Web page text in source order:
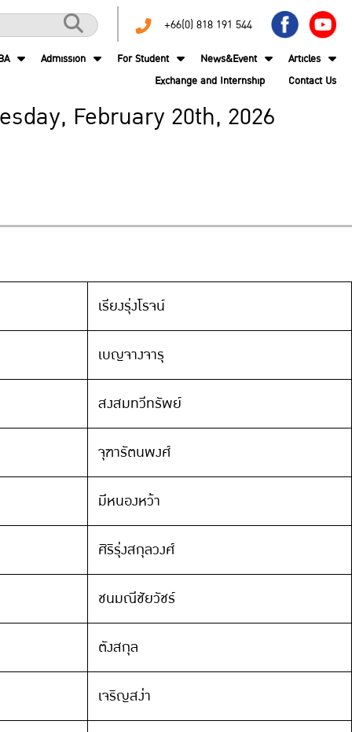
+66(0) 818 191 544
Admission For Student News&Event
Articles
Exchange and Internship
Contact Us
February 20th, 2026
เรียงรุ่งโรจน์
เบญจางจารุ
สงสมทวีทรัพย์
จุฑารัตนพงศ์
มีหนองหว้า
ศิริรุ่งสกุลวงศ์
ชนมณีชัยวัชร์
ตังสกุล
เจริญสง่า